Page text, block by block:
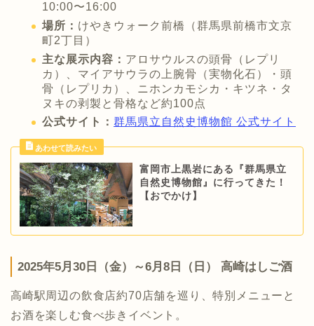
10:00〜16:00
場所： けやきウォーク前橋（群馬県前橋市文京
町2丁目）
主な展示内容： アロサウルスの頭骨（レプリ
カ）、マイアサウラの上腕骨（実物化石）・頭
骨（レプリカ）、ニホンカモシカ・キツネ・タ
ヌキの剥製と骨格など約100点
公式サイト： 群馬県立自然史博物館 公式サイト
富岡市上黒岩にある『群馬県立
自然史博物館』に行ってきた！
【おでかけ】
2025年5月30日（金）～6月8日（日） 高崎はしご酒
高崎駅周辺の飲食店約70店舗を巡り、特別メニューと
お酒を楽しむ食べ歩きイベント。